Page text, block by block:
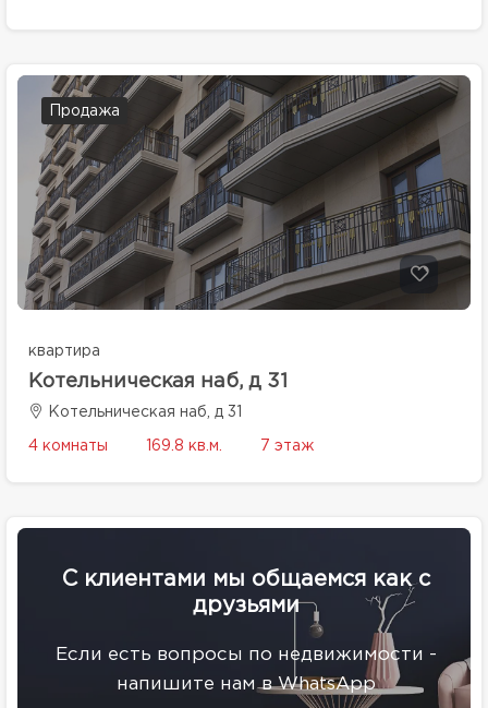
Продажа
квартира
Котельническая наб, д 31
Котельническая наб, д 31
4 комнаты 169.8 кв.м. 7 этаж
С клиентами мы общаемся как с
друзьями
Eсли есть вопросы по недвижимости -
напишите нам в WhatsApp